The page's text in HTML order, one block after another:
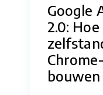
Google
2.0:
bouwen